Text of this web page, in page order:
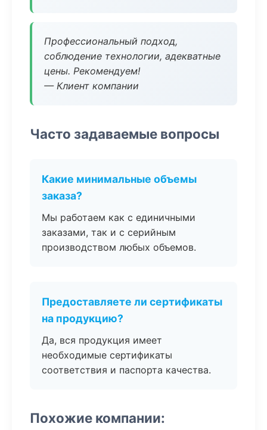
Профессиональный подход,
соблюдение технологии, адекватные
цены. Рекомендуем!
— Клиент компании
Часто задаваемые вопросы
Какие минимальные объемы
заказа?
Мы работаем как с единичными
заказами, так и с серийным
производством любых объемов.
Предоставляете ли сертификаты
на продукцию?
Да, вся продукция имеет
необходимые сертификаты
соответствия и паспорта качества.
Похожие компании: